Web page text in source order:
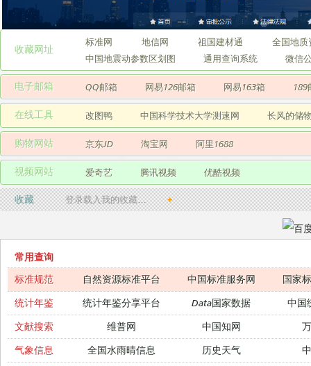
收藏网址
标准网 地信网 祖国建材通
全国地质
中国地震动参数区划图
通用查询系统 微信
电子邮箱 QQ邮箱 网易126邮箱 网易163箱 189
在线工具 改图鸭 中国科学技术大学测速网 长风的储
购物网站 京东JD 淘宝网 阿里1688
视频网站 爱奇艺 腾讯视频 优酷视频
收藏 登录载入我的收藏… +
常用查询
标准规范
自然资源标准平台 中国标准服务网
国家
统计年鉴
统计年鉴分享平台 Data国家数据
中国
文献搜索
维普网 中国知网
气象信息
全国水雨晴信息 历史天气